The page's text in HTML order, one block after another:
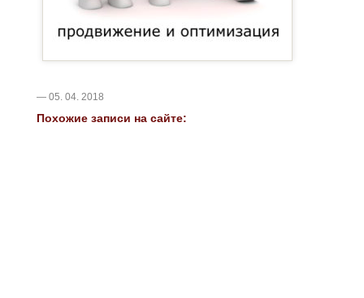
— 05. 04. 2018
Похожие записи на сайте: